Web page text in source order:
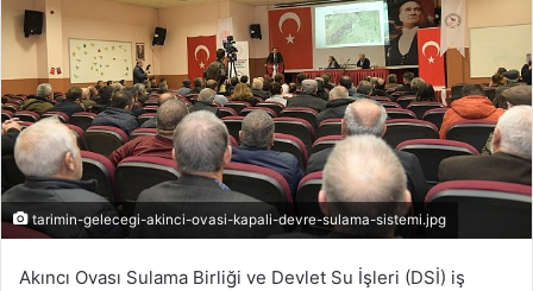
tarimin-gelecegi-akinci-ovasi-kapali-devre-sulama-sistemi.jpg
Akıncı Ovası Sulama Birliği ve Devlet Su İşleri (DSİ) iş